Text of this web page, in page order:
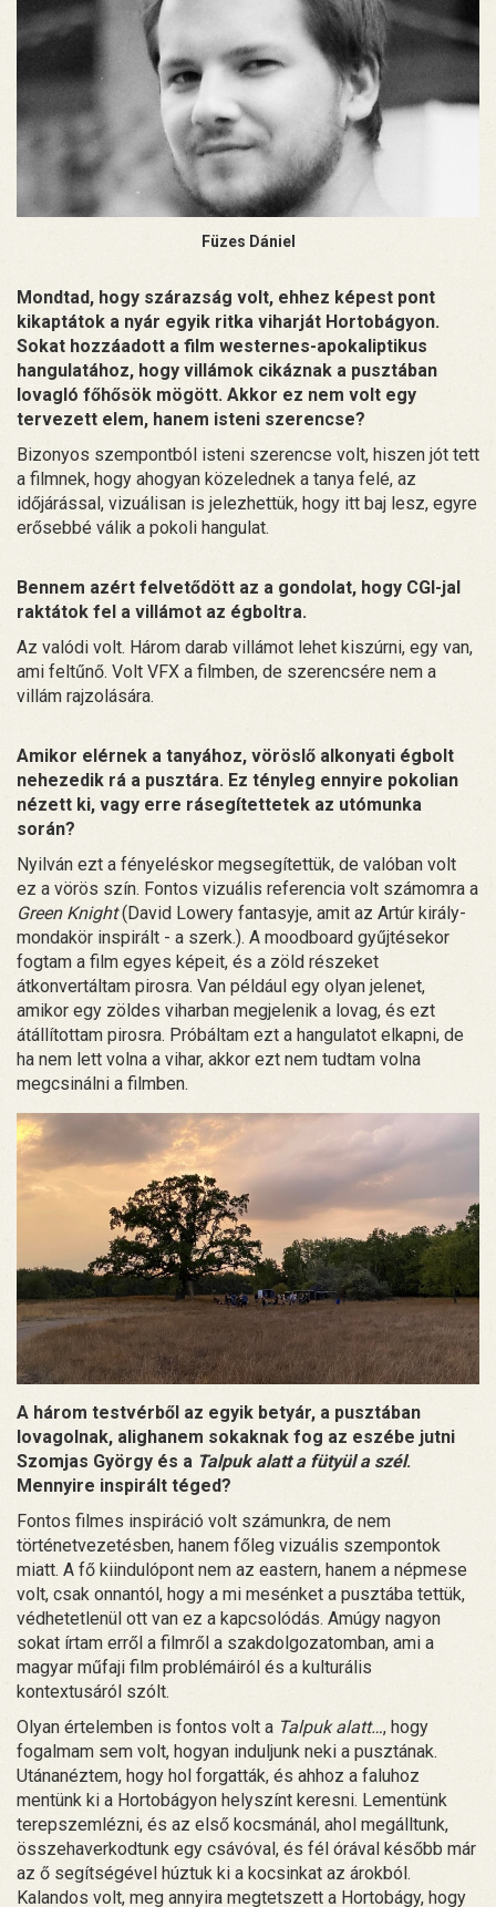
Füzes Dániel
Mondtad, hogy szárazság volt, ehhez képest pont
kikaptátok a nyár egyik ritka viharját Hortobágyon.
Sokat hozzáadott a film westernes-apokaliptikus
hangulatához, hogy villámok cikáznak a pusztában
lovagló főhősök mögött. Akkor ez nem volt egy
tervezett elem, hanem isteni szerencse?
Bizonyos szempontból isteni szerencse volt, hiszen jót tett
a filmnek, hogy ahogyan közelednek a tanya felé, az
időjárással, vizuálisan is jelezhettük, hogy itt baj lesz, egyre
erősebbé válik a pokoli hangulat.
Bennem azért felvetődött az a gondolat, hogy CGI-jal
raktátok fel a villámot az égboltra.
Az valódi volt. Három darab villámot lehet kiszúrni, egy van,
ami feltűnő. Volt VFX a filmben, de szerencsére nem a
villám rajzolására.
Amikor elérnek a tanyához, vöröslő alkonyati égbolt
nehezedik rá a pusztára. Ez tényleg ennyire pokolian
nézett ki, vagy erre rásegítettetek az utómunka
során?
Nyilván ezt a fényeléskor megsegítettük, de valóban volt
ez a vörös szín. Fontos vizuális referencia volt számomra a
Green Knight(David Lowery fantasyje, amit az Artúr király-
mondakör inspirált - a szerk.). A moodboard gyűjtésekor
fogtam a film egyes képeit, és a zöld részeket
átkonvertáltam pirosra. Van például egy olyan jelenet,
amikor egy zöldes viharban megjelenik a lovag, és ezt
átállítottam pirosra. Próbáltam ezt a hangulatot elkapni, de
ha nem lett volna a vihar, akkor ezt nem tudtam volna
megcsinálni a filmben.
A három testvérből az egyik betyár, a pusztában
lovagolnak, alighanem sokaknak fog az eszébe jutni
Szomjas György és a Talpuk alatt a fütyül a szél.
Mennyire inspirált téged?
Fontos filmes inspiráció volt számunkra, de nem
történetvezetésben, hanem főleg vizuális szempontok
miatt. A fő kiindulópont nem az eastern, hanem a népmese
volt, csak onnantól, hogy a mi mesénket a pusztába tettük,
védhetetlenül ott van ez a kapcsolódás. Amúgy nagyon
sokat írtam erről a filmről a szakdolgozatomban, ami a
magyar műfaji film problémáiról és a kulturális
kontextusáról szólt.
Olyan értelemben is fontos volt a Talpuk alatt…, hogy
fogalmam sem volt, hogyan induljunk neki a pusztának.
Utánanéztem, hogy hol forgatták, és ahhoz a faluhoz
mentünk ki a Hortobágyon helyszínt keresni. Lementünk
terepszemlézni, és az első kocsmánál, ahol megálltunk,
összehaverkodtunk egy csávóval, és fél órával később már
az ő segítségével húztuk ki a kocsinkat az árokból.
Kalandos volt, meg annyira megtetszett a Hortobágy, hogy